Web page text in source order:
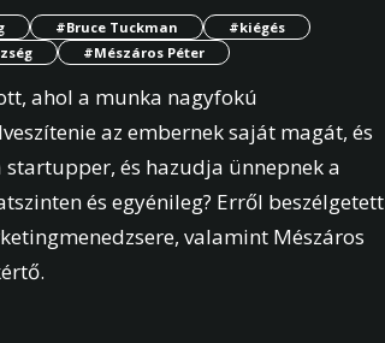
#Bruce Tuckman
#kiégés
#Mészáros Péter
ahol a munka nagyfokú
az embernek saját magát, és
és hazudja ünnepnek a
és egyénileg? Erről beszélgetett
valamint Mészáros